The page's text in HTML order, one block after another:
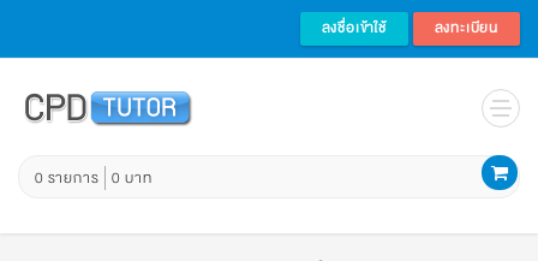
ลงชื่อเข้าใช้ ลงทะเบียน
0 รายการ 0 บาท